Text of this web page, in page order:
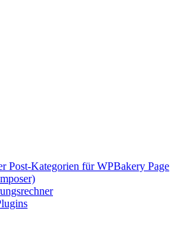
Post-Kategorien für WPBakery Page